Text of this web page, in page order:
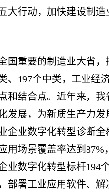
大行动，加快建设制
国重要的制造业大省
、197个中类，工业经
和结合点。近年来，
发展，为新质生产力
企业数字化转型诊断
用场景覆盖率达到
业数字化转型标杆194
部署工业应用软件、